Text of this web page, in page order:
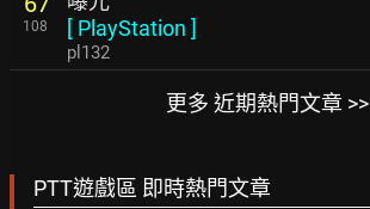
108
[ PlayStation ]
pl132
更多 近期熱門文章 >>
PTT遊戲區 即時熱門文章